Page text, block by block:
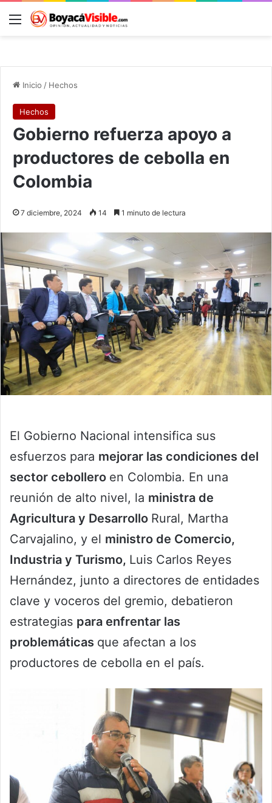
Menú
Inicio / Hechos
Hechos
Gobierno refuerza apoyo a
productores de cebolla en
Colombia
7 diciembre, 2024 14 1 minuto de lectura
El Gobierno Nacional intensifica sus
esfuerzos para mejorar las condiciones del
sector cebollero en Colombia. En una
reunión de alto nivel, la ministra de
Agricultura y Desarrollo Rural, Martha
Carvajalino, y el ministro de Comercio,
Industria y Turismo, Luis Carlos Reyes
Hernández, junto a directores de entidades
clave y voceros del gremio, debatieron
estrategias para enfrentar las
problemáticas que afectan a los
productores de cebolla en el país.